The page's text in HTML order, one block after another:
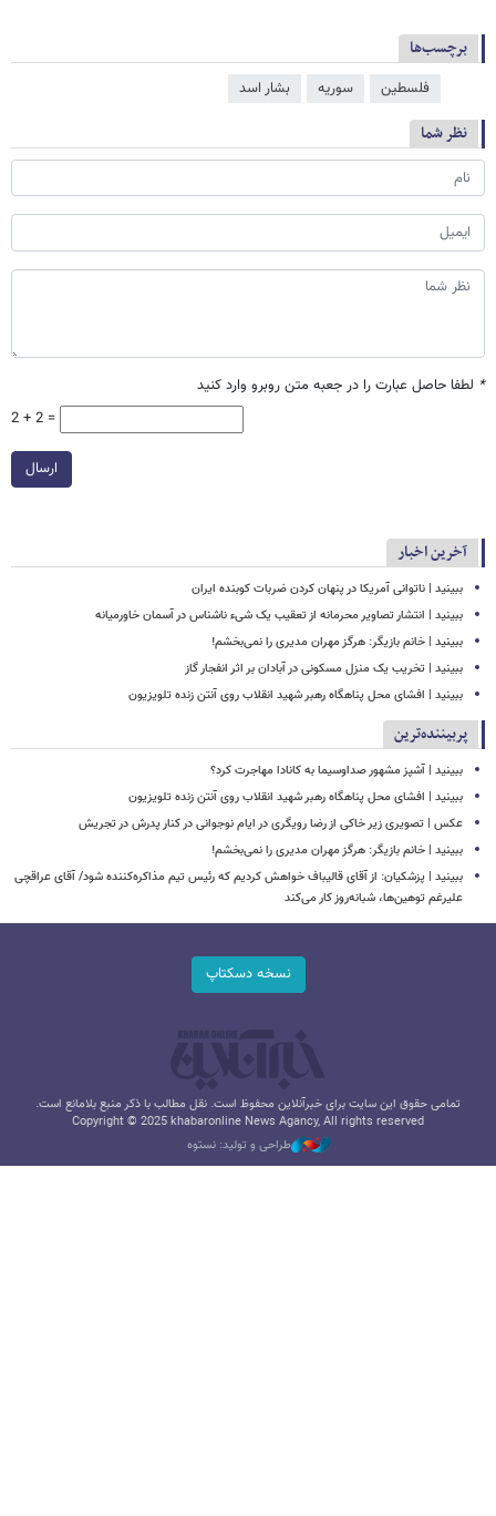
برچسب‌ها
فلسطین سوریه بشار اسد
نظر شما
* لطفا حاصل عبارت را در جعبه متن روبرو وارد کنید
2 + 2 =
ارسال
آخرین اخبار
‏ببینید | ناتوانی آمریکا در پنهان کردن ضربات کوبنده ایران
ببینید | انتشار تصاویر محرمانه از تعقیب یک شیء ناشناس در آسمان خاورمیانه
ببینید | خانم بازیگر: هرگز مهران مدیری را نمی‌بخشم!
ببینید | تخریب یک منزل مسکونی در آبادان بر اثر انفجار گاز
ببینید | افشای محل پناهگاه‌ رهبر شهید انقلاب روی آنتن زنده تلویزیون
پربیننده‌ترین
ببینید | آشپز مشهور صداوسیما به کانادا مهاجرت کرد؟
ببینید | افشای محل پناهگاه‌ رهبر شهید انقلاب روی آنتن زنده تلویزیون
عکس | تصویری زیر خاکی از رضا رویگری در ایام نوجوانی در کنار پدرش در تجریش
ببینید | خانم بازیگر: هرگز مهران مدیری را نمی‌بخشم!
ببینید | پزشکیان: از آقای قالیباف خواهش کردیم که رئیس تیم مذاکره‌کننده شود/ آقای عراقچی
علیرغم توهین‌ها، شبانه‌روز کار می‌کند
نسخه دسکتاپ
تمامی حقوق این سایت برای خبرآنلاین محفوظ است. نقل مطالب با ذکر منبع بلامانع است.
Copyright © 2025 khabaronline News Agancy, All rights reserved
طراحی و تولید: نستوه